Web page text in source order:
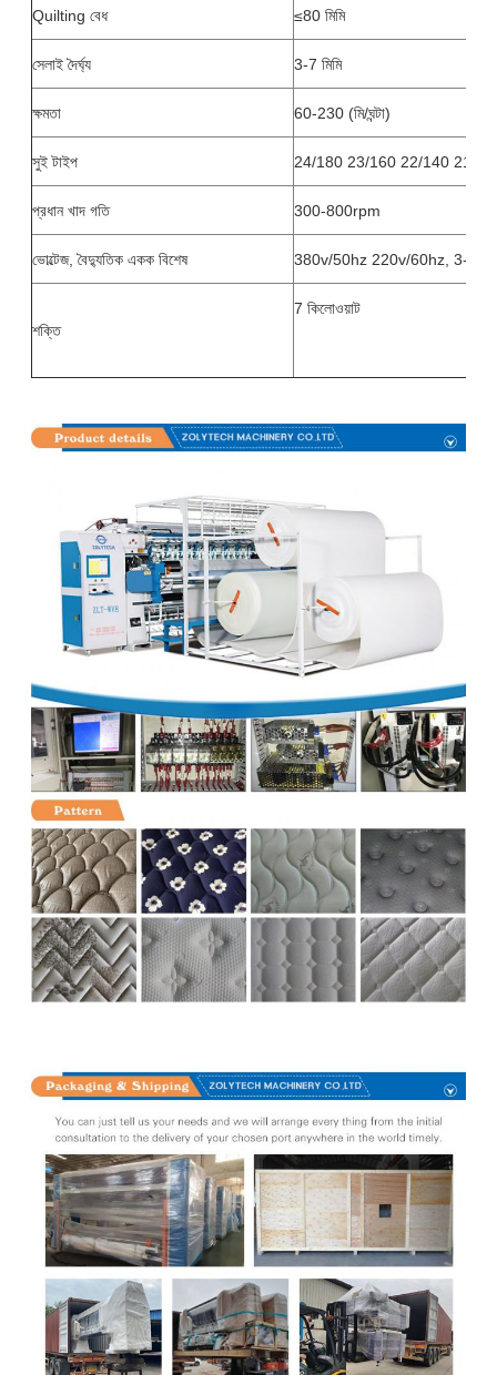
Quilting বেধ ≤80 মিমি
সেলাই দৈর্ঘ্য 3-7 মিমি
ক্ষমতা 60-230 (মি/ঘন্টা)
সুই টাইপ 24/180 23/160 22/140 21/
প্রধান খাদ গতি 300-800rpm
ভোল্টেজ, বৈদ্যুতিক একক বিশেষ 380v/50hz 220v/60hz, 3-ফেজ
শক্তি
7 কিলোওয়াট